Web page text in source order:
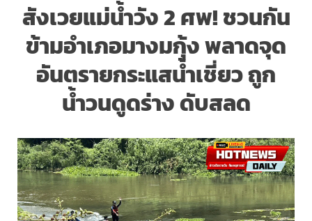
สังเวยแม่น้ำวัง 2 ศพ! ชวนกัน
ข้ามอำเภอมางมกุ้ง พลาดจุด
อันตรายกระแสน้ำเชี่ยว ถูก
น้ำวนดูดร่าง ดับสลด